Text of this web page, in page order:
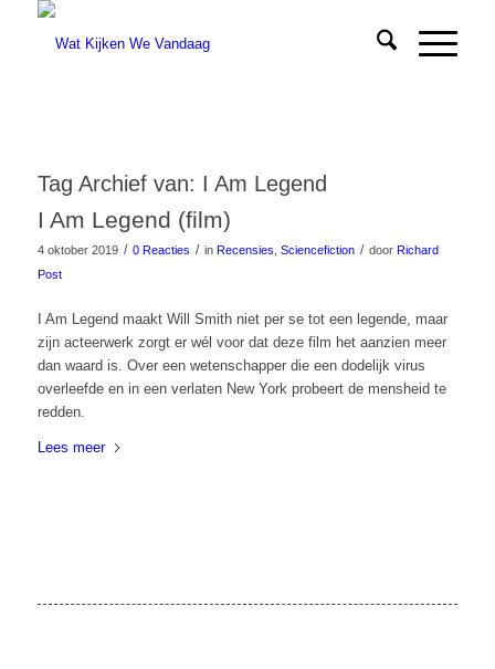
Tag Archief van: I Am Legend
I Am Legend (film)
4 oktober 2019 / 0 Reacties / in Recensies Sciencefiction / door Richard
Post
I Am Legend maakt Will Smith niet per se tot een legende, maar
zijn acteerwerk zorgt er wél voor dat deze film het aanzien meer
dan waard is. Over een wetenschapper die een dodelijk virus
overleefde en in een verlaten New York probeert de mensheid te
redden.
Lees meer